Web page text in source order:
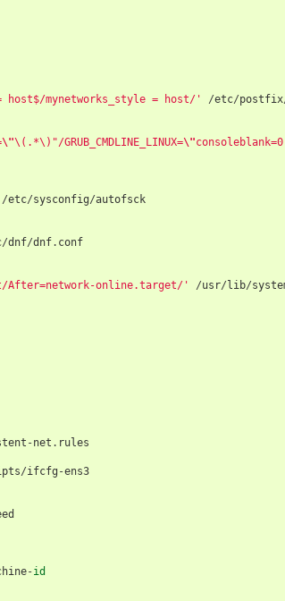
host$/mynetworks_style = host/' /etc/postfix
\"\(.*\)"/GRUB_CMDLINE_LINUX=\"
/etc/sysconfig/autofsck
/dnf/dnf. conf
After=network-online.target/' /usr/lib/
-net . rules
/ifcfg -ens3
-id